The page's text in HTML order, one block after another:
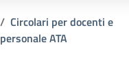
Circolari per docenti e
personale ATA